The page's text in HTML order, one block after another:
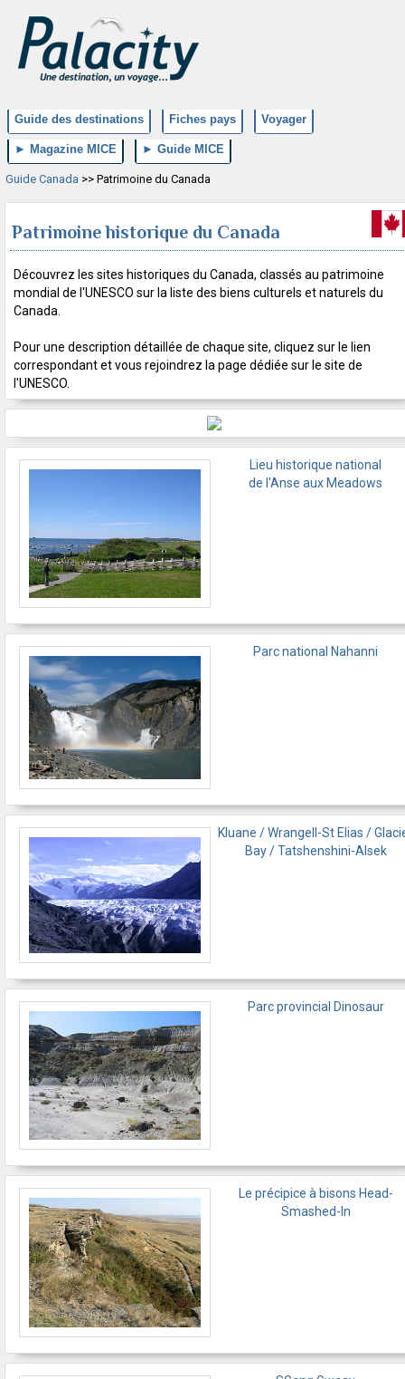
Guide des destinations Fiches pays Voyager
► Magazine MICE ► Guide MICE
Guide Canada >> Patrimoine du Canada
Patrimoine historique du Canada
Découvrez les sites historiques du Canada, classés au patrimoine
mondial de l'UNESCO sur la liste des biens culturels et naturels du
Canada.
Pour une description détaillée de chaque site, cliquez sur le lien
correspondant et vous rejoindrez la page dédiée sur le site de
l'UNESCO.
Lieu historique national
de l'Anse aux Meadows
Parc national Nahanni
Kluane / Wrangell-St Elias /
Bay / Tatshenshini-Alsek
Parc provincial Dinosaur
Le précipice à bisons Head-
Smashed-In